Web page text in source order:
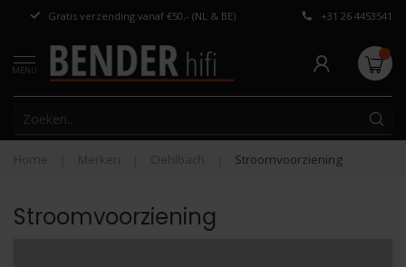
Gratis verzending vanaf €50,- (NL & BE) Persoonlijk
+31 26 4453541
MENU
Home Merken Oehlbach Stroomvoorziening
Stroomvoorziening